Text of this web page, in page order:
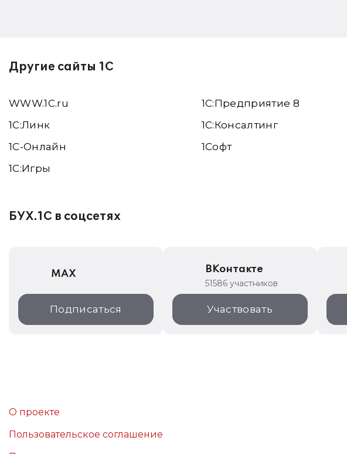
Другие сайты 1С
WWW.1С.ru
1С:Линк
1С-Онлайн
1C:Игры
1С:Предприятие 8
1С:Консалтинг
1Софт
БУХ.1С в соцсетях
MAX
Подписаться
ВКонтакте
51586 участников
Участвовать
О проекте
Пользовательское соглашение